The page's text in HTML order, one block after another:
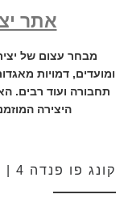
אתר
מבחר עצום של
ומועדים, דמויות
תחבורה ועוד רבים.
היצירה
קונג פו פנדה 4 | מדובב